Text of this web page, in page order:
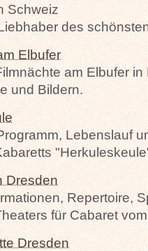
Schweiz
des
Elbufer
am Elbufer
und Bildern.
Lebenslauf
Dresden
Repertoire,
für Cabaret
Dresden